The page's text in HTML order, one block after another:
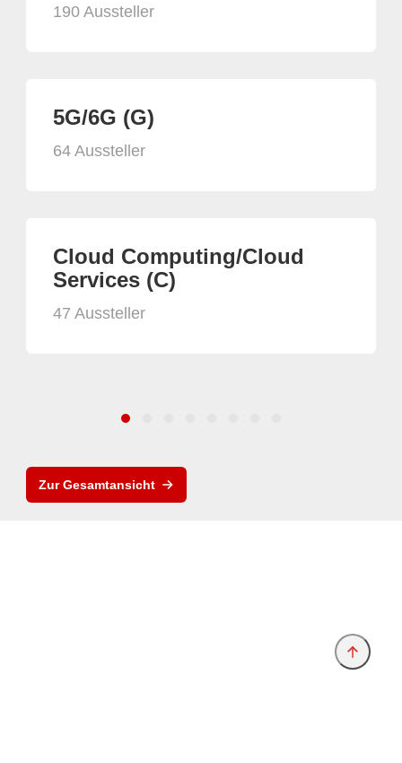
190 Aussteller
5G/6G (G)
64 Aussteller
Cloud Computing/Cloud
Services (C)
47 Aussteller
Zur Gesamtansicht